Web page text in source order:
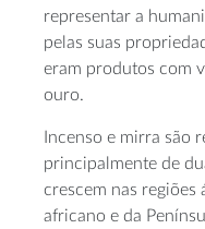
representar a
pelas suas
eram produtos com
ouro.
Incenso e mirra são
principalmente de
crescem nas regiões
africano e da